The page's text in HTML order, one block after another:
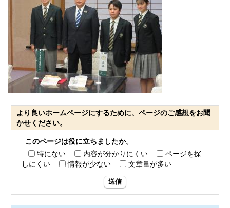
より良いホームページにするために、ページのご感想をお聞
かせください。
このページは役に立ちましたか。
特にない
内容が分かりにくい
ページを探
しにくい
情報が少ない 文章量が多い
送信